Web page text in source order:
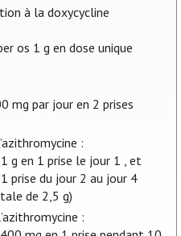
à la doxycycline
os 1 g en dose unique
mg par jour en 2 prises
:
g en 1 prise le jour 1 , et
prise du jour 2 au jour 4
de 2,5 g)
: